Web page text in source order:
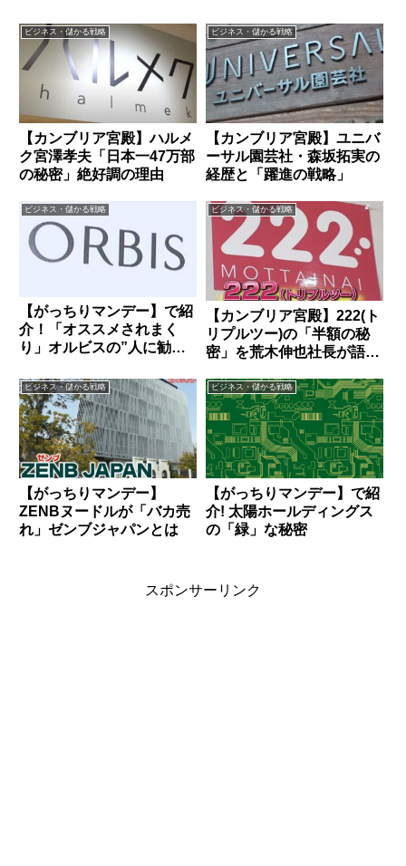
ビジネス・儲かる戦略
【カンブリア宮殿】ハルメ
ク宮澤孝夫「日本一47万部
の秘密」絶好調の理由
ビジネス・儲かる戦略
【カンブリア宮殿】ユニバ
ーサル園芸社・森坂拓実の
経歴と「躍進の戦略」
ビジネス・儲かる戦略
【がっちりマンデー】で紹
介！「オススメされまく
り」オルビスの”人に勧め
ビジネス・儲かる戦略
【カンブリア宮殿】222(ト
リプルツー)の「半額の秘
密」を荒木伸也社長が語
ビジネス・儲かる戦略
【がっちりマンデー】
ZENBヌードルが「バカ売
れ」ゼンブジャパンとは
ビジネス・儲かる戦略
【がっちりマンデー】で紹
介! 太陽ホールディングス
の「緑」な秘密
スポンサーリンク